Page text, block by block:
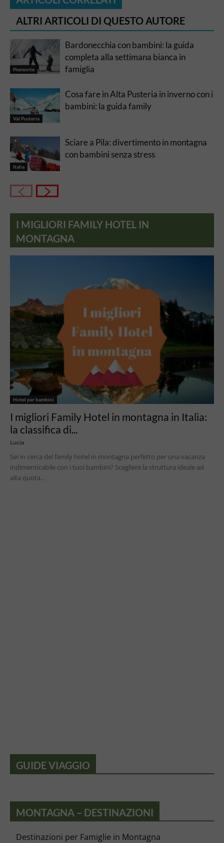
ALTRI ARTICOLI DI QUESTO AUTORE
Piemonte
Bardonecchia con bambini: la guida
completa alla settimana bianca in
famiglia
Val Pusteria
Cosa fare in Alta Pusteria in inverno con i
bambini: la guida family
Italia
Sciare a Pila: divertimento in montagna
con bambini senza stress
I MIGLIORI FAMILY HOTEL IN
MONTAGNA
Hotel per bambini
I migliori Family Hotel in montagna in Italia:
la classifica di...
Lucia
Sei in cerca del family hotel in montagna perfetto per una vacanza
indimenticabile con i tuoi bambini? Scegliere la struttura ideale ad
alta quota...
GUIDE VIAGGIO
MONTAGNA – DESTINAZIONI
Destinazioni per Famiglie in Montagna